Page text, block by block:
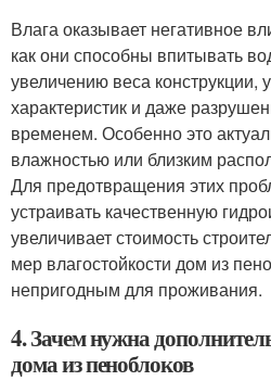
Влага оказывает негативное
как они способны впитывать
увеличению веса
характеристик и даже
временем. Особенно это
влажностью или близким
Для предотвращения этих
устраивать качественную
увеличивает стоимость
мер влагостойкости дом из
непригодным для проживания.
4. Зачем нужна
дома из пеноблоков